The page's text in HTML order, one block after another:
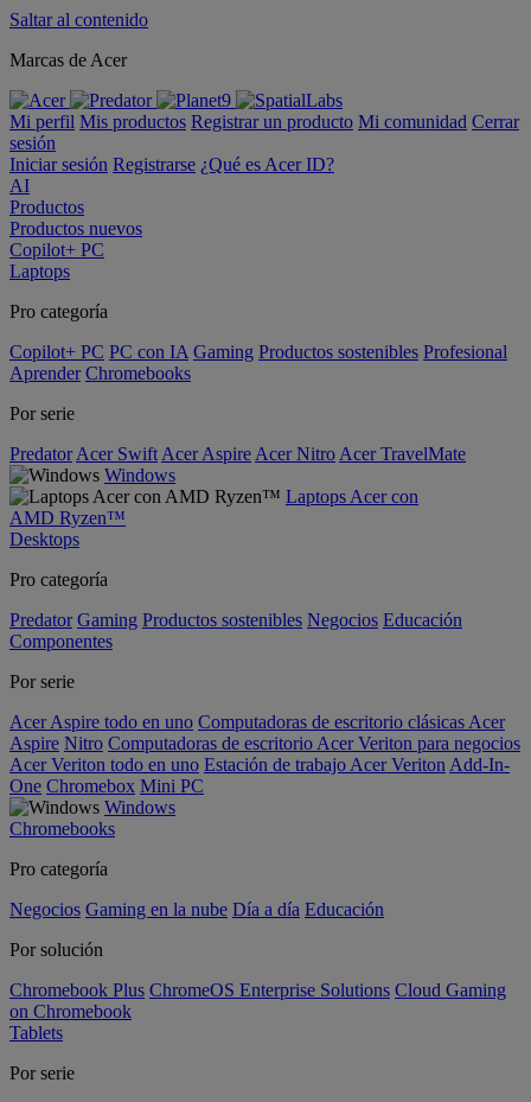
Saltar al contenido
Marcas de Acer
Mi perfil Mis productos Registrar un producto Mi comunidad Cerrar
sesión
Iniciar sesión Registrarse ¿Qué es Acer ID?
AI
Productos
Productos nuevos
Copilot+ PC
Laptops
Pro categoría
Copilot+ PC PC con IA Gaming Productos sostenibles Profesional
Aprender Chromebooks
Por serie
Predator Acer Swift Acer Aspire Acer Nitro Acer TravelMate
Windows
Laptops Acer con
AMD Ryzen™
Desktops
Pro categoría
Predator Gaming Productos sostenibles Negocios Educación
Componentes
Por serie
Acer Aspire todo en uno Computadoras de escritorio clásicas Acer
Aspire Nitro Computadoras de escritorio Acer Veriton para negocios
Acer Veriton todo en uno Estación de trabajo Acer Veriton Add-In-
One Chromebox Mini PC
Windows
Chromebooks
Pro categoría
Negocios Gaming en la nube Día a día Educación
Por solución
Chromebook Plus ChromeOS Enterprise Solutions Cloud Gaming
on Chromebook
Tablets
Por serie